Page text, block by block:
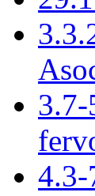
4.3-